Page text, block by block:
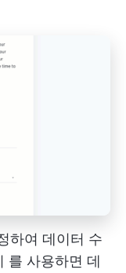
하여 데이터 수
를 사용하면 데